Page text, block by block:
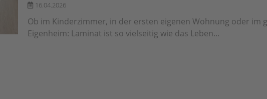
16.04.2026
Ob im Kinderzimmer, in der ersten eigenen Wohnung oder im
Eigenheim: Laminat ist so vielseitig wie das Leben...